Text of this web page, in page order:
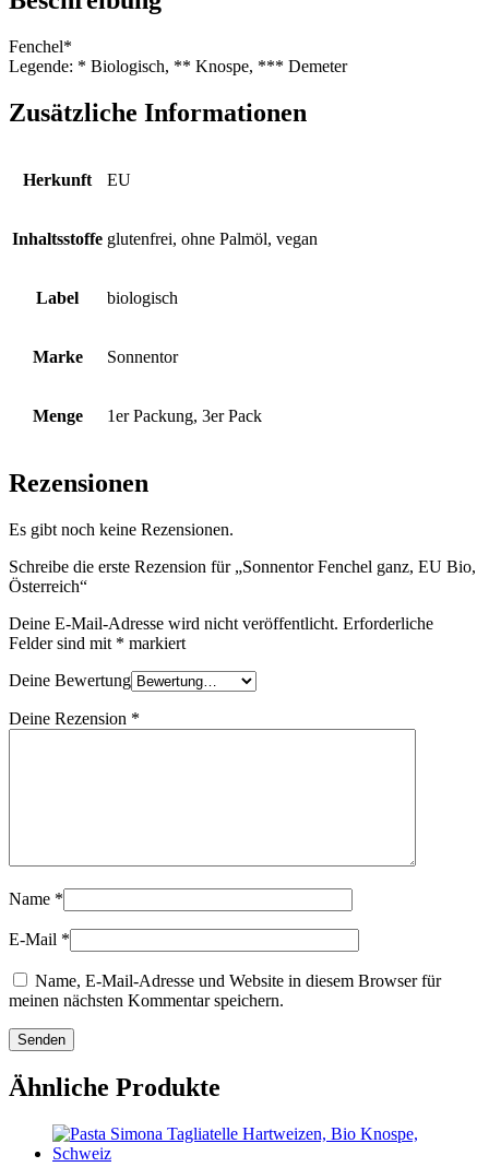
Fenchel*
Legende: * Biologisch, ** Knospe, *** Demeter
Zusätzliche Informationen
Herkunft EU
Inhaltsstoffe glutenfrei, ohne Palmöl, vegan
Label biologisch
Marke Sonnentor
Menge 1er Packung, 3er Pack
Rezensionen
Es gibt noch keine Rezensionen.
Schreibe die erste Rezension für „Sonnentor Fenchel ganz, EU Bio,
Österreich“
Deine E-Mail-Adresse wird nicht veröffentlicht. Erforderliche
Felder sind mit * markiert
Deine Bewertung
Deine Rezension *
Name *
E-Mail *
Name, E-Mail-Adresse und Website in diesem Browser für
meinen nächsten Kommentar speichern.
Ähnliche Produkte